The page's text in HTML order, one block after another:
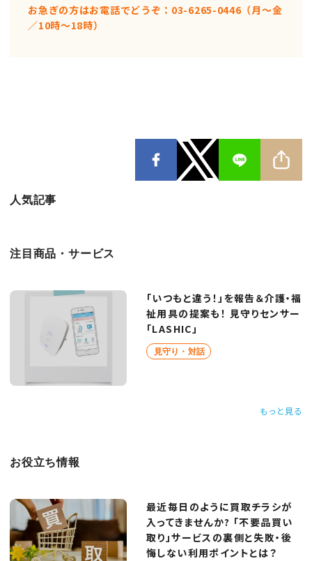
お急ぎの方はお電話でどうぞ：03-6265-0446（月〜金
／10時〜18時）
人気記事
注目商品・サービス
「いつもと違う！」を報告＆介護・福
祉用具の提案も！ 見守りセンサー
「LASHIC」
見守り・対話
もっと見る
お役立ち情報
最近毎日のように買取チラシが
入ってきませんか? 「不要品買い
取り」サービスの裏側と失敗・後
悔しない利用ポイントとは？